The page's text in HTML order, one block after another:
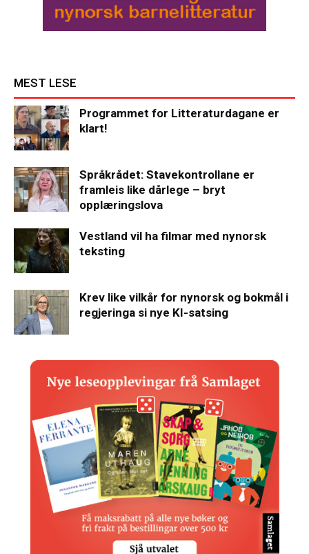
MEST LESE
Programmet for Litteraturdagane er
klart!
Språkrådet: Stavekontrollane er
framleis like dårlege – bryt
opplæringslova
Vestland vil ha filmar med nynorsk
teksting
Krev like vilkår for nynorsk og bokmål i
regjeringa si nye KI-satsing